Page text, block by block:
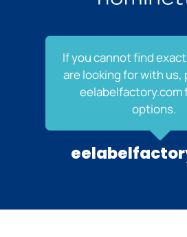
If you cannot find
are looking for with us,
eelabelfactory.com
options.